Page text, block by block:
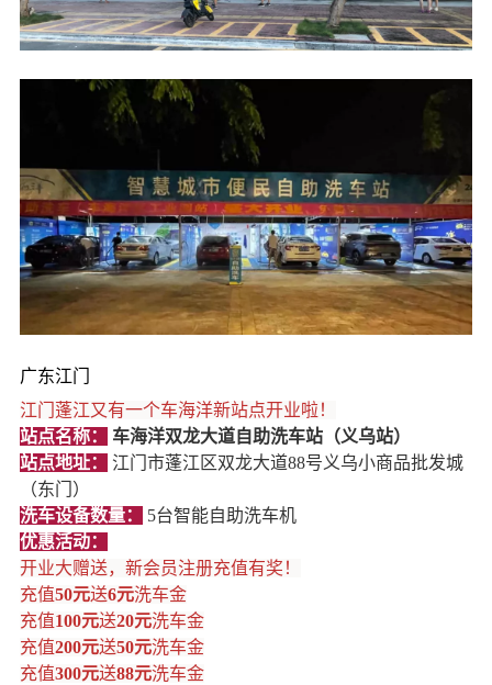
广东江门
江门蓬江又有一个车海洋新站点开业啦！
站点名称：
车海洋双龙大道自助洗车站（义乌站）
站点地址：
江门市蓬江区双龙大道88号义乌小商品批发城
（东门）
洗车设备数量：
5台智能自助洗车机
优惠活动：
开业大赠送，新会员注册充值有奖！
充值50元送6元洗车金
充值100元送20元洗车金
充值200元送50元洗车金
充值300元送88元洗车金